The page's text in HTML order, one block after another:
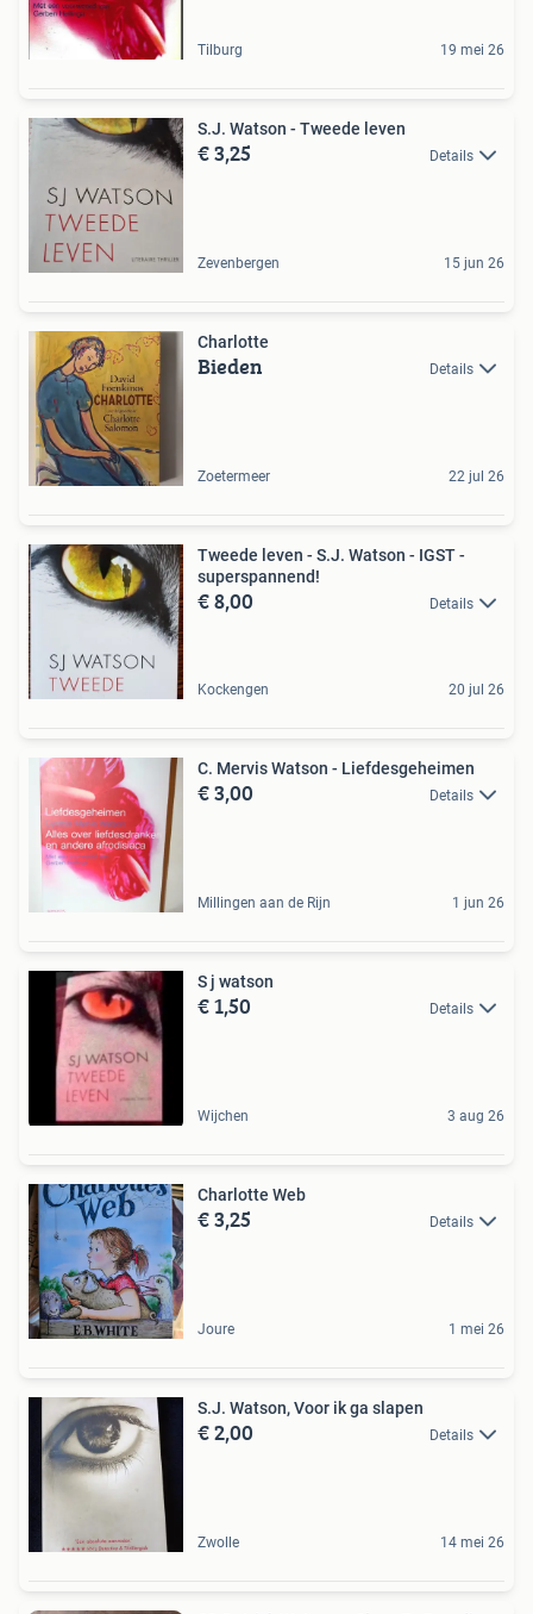
Tilburg 19 mei 26
S.J. Watson - Tweede leven
€ 3,25 Details
Zevenbergen 15 jun 26
Charlotte
Bieden Details
Zoetermeer 22 jul 26
Tweede leven - S.J. Watson - IGST -
superspannend!
€ 8,00 Details
Kockengen 20 jul 26
C. Mervis Watson - Liefdesgeheimen
€ 3,00 Details
Millingen aan de Rijn 1 jun 26
S j watson
€ 1,50 Details
Wijchen 3 aug 26
Charlotte Web
€ 3,25 Details
Joure 1 mei 26
S.J. Watson, Voor ik ga slapen
€ 2,00 Details
Zwolle 14 mei 26